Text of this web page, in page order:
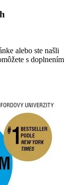
alebo ste našli
s doplnením